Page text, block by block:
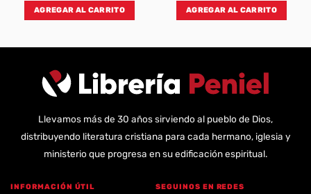
AGREGAR AL CARRITO AGREGAR AL CARRITO
Llevamos más de 30 años sirviendo al pueblo de Dios,
distribuyendo literatura cristiana para cada hermano, iglesia y
ministerio que progresa en su edificación espiritual.
INFORMACIÓN ÚTIL SEGUINOS EN REDES